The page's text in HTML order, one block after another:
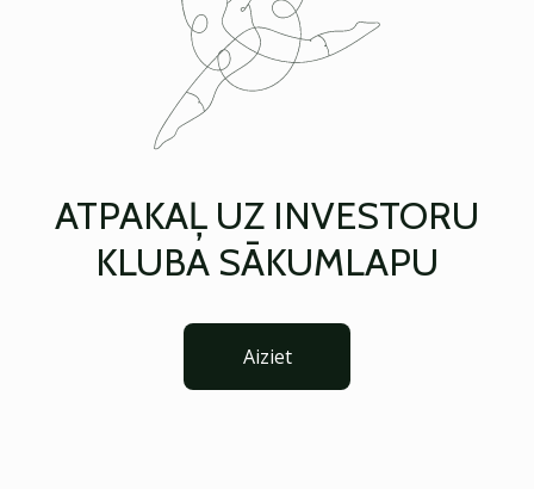
ATPAKAĻ UZ INVESTORU
KLUBA SĀKUMLAPU
Aiziet